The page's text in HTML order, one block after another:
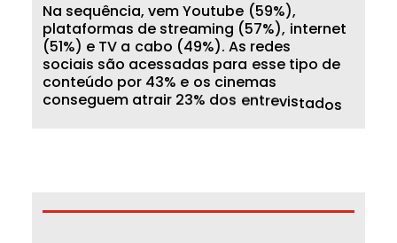
Na sequência, vemYoutube (59%),
plataformas de streaming (57%), internet
(51%) e TV a cabo (49%). As redes
sociais são acessadas para esse tipo de
conteúdo por 43% e os cinemas
conseguem atrair 23% dos entrevistados